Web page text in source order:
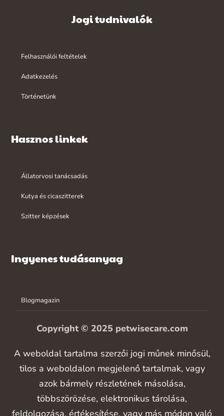
Jogi tudnivalók
Felhasználói feltételek
Adatkezelés
Történetünk
Hasznos linkek
Állatorvosi tanácsadás
Kutya és cicaszitterek
Szitter képzések
Ingyenes tudásanyag
Blogmagazin
Copyright © 2025 petwisecare.com
A weboldal tartalma szerzői jogi műnek minősül,
tilos a weboldalon megjelenő tartalmak, vagy
azok bármely részletének másolása,
többszörözése, elektronikus tárolása,